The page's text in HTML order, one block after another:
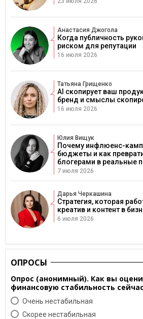
Анастасия Джогола
Когда публичность
риском для репутации
16 июля 2026
Татьяна Грищенко
AI скопирует ваш
бренд и смыслы
16 июля 2026
Юлия Вищук
Почему инфлюенс-
бюджеты и как
блогерами в реальные
7 июля 2026
Дарья Черкашина
Стратегия, которая
креатив и контент в
6 июля 2026
ОПРОСЫ
Опрос (анонимный). Как вы
финансовую стабильность
Очень нестабильная
Скорее нестабильная